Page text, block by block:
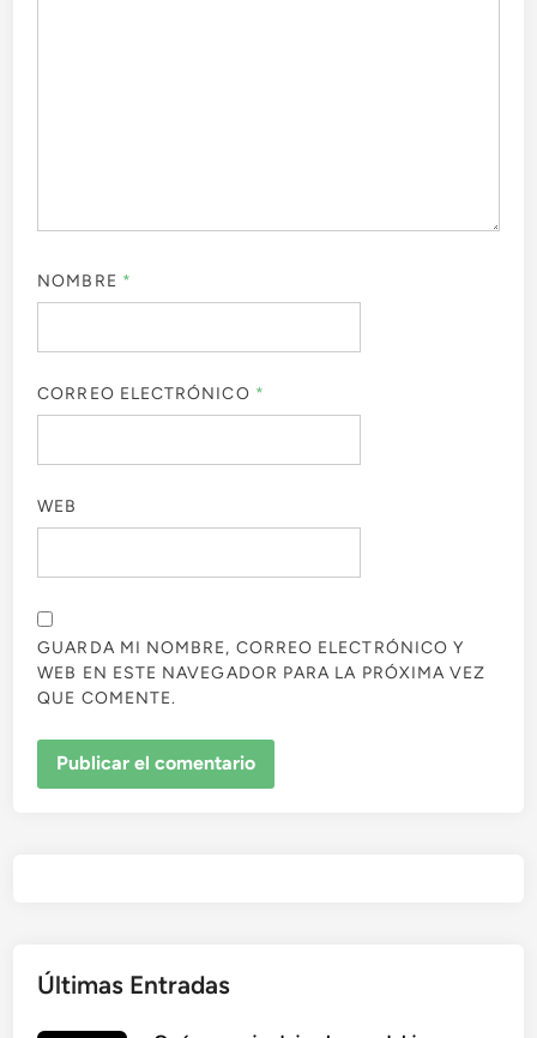
NOMBRE *
CORREO ELECTRÓNICO *
WEB
GUARDA MI NOMBRE, CORREO ELECTRÓNICO Y
WEB EN ESTE NAVEGADOR PARA LA PRÓXIMA VEZ
QUE COMENTE.
Últimas Entradas